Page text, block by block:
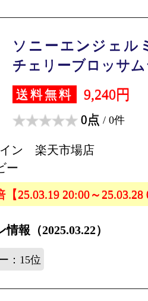
ソニーエンジェル
チェリーブロッサム
送料無料 9,240円
0点 / 0件
ン 楽天市場店
ー
【25.03.19 20:00～25.03.28
報（2025.03.22）
：15位